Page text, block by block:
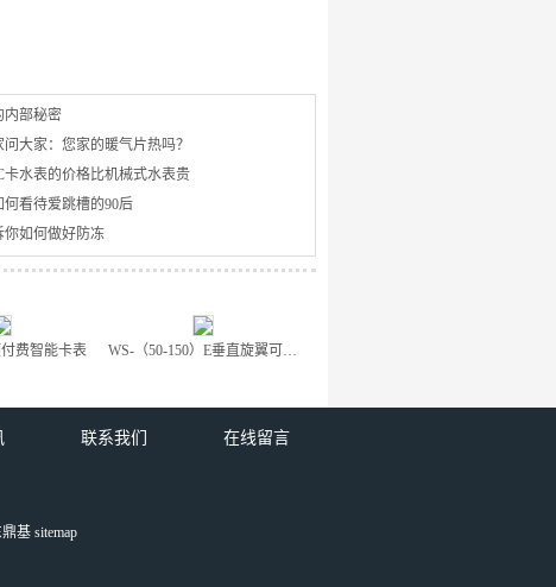
内部秘密
大家：您家的暖气片热吗？
卡水表的价格比机械式水表贵
看待爱跳槽的90后
你如何做好防冻
费智能卡表 WS-（50-150）E垂直旋翼可拆干式冷、热水表 WS - (50-150) E 热量表厂家
联系我们 在线留言
鼎基 sitemap